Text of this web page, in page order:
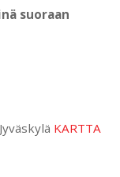
suoraan
KARTTA